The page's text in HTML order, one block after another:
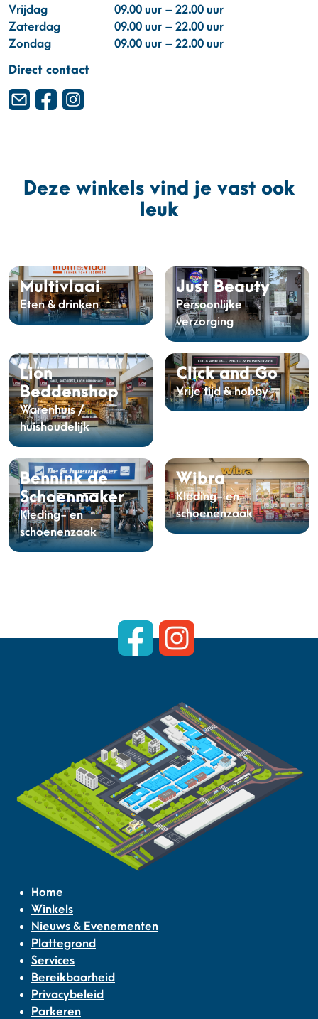
Vrijdag
09.00 uur – 22.00 uur
Zaterdag
09.00 uur – 22.00 uur
Zondag
09.00 uur – 22.00 uur
Direct contact
Deze winkels vind je vast ook
leuk
Multivlaai
Eten & drinken
Just Beauty
Persoonlijke
verzorging
Lion
Beddenshop
Warenhuis /
huishoudelijk
Click and Go
Vrije tijd & hobby
Bennink de
Schoenmaker
Kleding- en
schoenenzaak
Wibra
Kleding- en
schoenenzaak
Home
Winkels
Nieuws & Evenementen
Plattegrond
Services
Bereikbaarheid
Privacybeleid
Parkeren